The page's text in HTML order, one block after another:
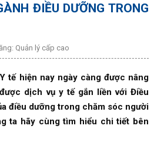
ĐIỀU DƯỠNG TRONG
Quản lý cấp cao
tế hiện nay ngày càng được nâng
dịch vụ y tế gắn liền với Điều
điều dưỡng trong chăm sóc người
ta hãy cùng tìm hiểu chi tiết bên